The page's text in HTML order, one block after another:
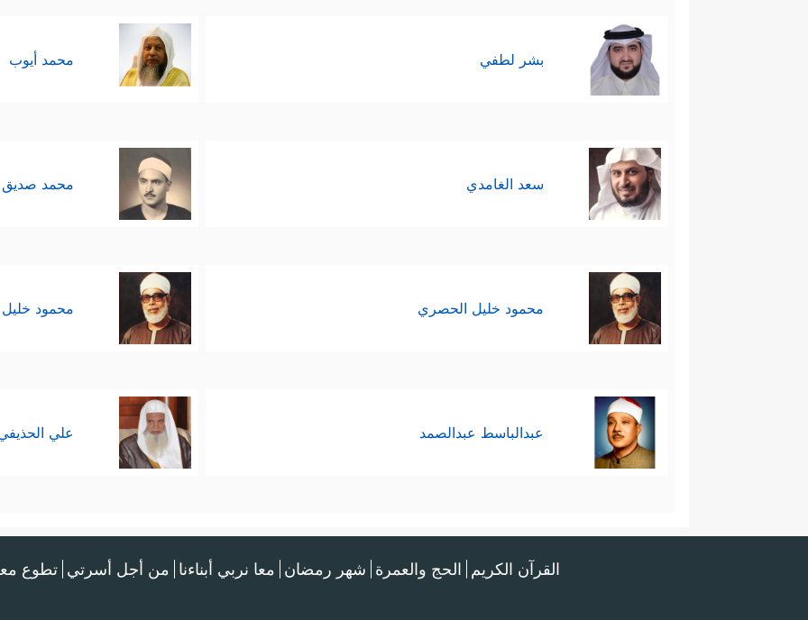
بشر لطفي محمد أيوب
سعد الغامدي محمد صديق
محمود خليل الحصري محمود
عبدالباسط عبدالصمد علي
القرآن الكريم الحج والعمرة شهر رمضان معا نربي أبناءنا من أجل أسرتي تطوع